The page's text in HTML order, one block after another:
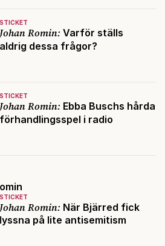
STICKET
Johan Romin: Varför ställs
aldrig dessa frågor?
STICKET
Romin: Ebba Buschs hårda
förhandlingsspel i radio
STICKET
Romin: När Bjärred fick
på lite antisemitism